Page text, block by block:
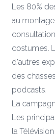
Les 80%
au
costumes.
d'autres
des
podcasts.
La
Les
la